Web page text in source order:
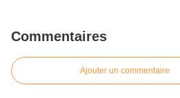
Commentaires
Ajouter un commentaire